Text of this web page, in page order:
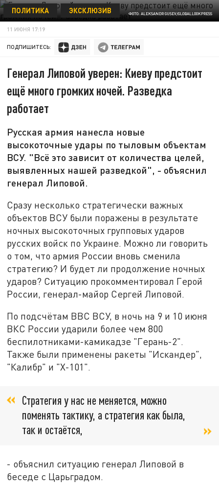
ФОТО: ALEKSANDR GUSEV/GLOBALLOOKPRESS
ПОЛИТИКА ЭКСКЛЮЗИВ
11 ИЮНЯ 17:19
ПОДПИШИТЕСЬ:
Генерал Липовой уверен: Киеву предстоит
ещё много громких ночей. Разведка
работает
Русская армия нанесла новые
высокоточные удары по тыловым объектам
ВСУ. "Всё это зависит от количества целей,
выявленных нашей разведкой", - объяснил
генерал Липовой.
Сразу несколько стратегически важных
объектов ВСУ были поражены в результате
ночных высокоточных групповых ударов
русских войск по Украине. Можно ли говорить
о том, что армия России вновь сменила
стратегию? И будет ли продолжение ночных
ударов? Ситуацию прокомментировал Герой
России, генерал-майор Сергей Липовой.
По подсчётам ВВС ВСУ, в ночь на 9 и 10 июня
ВКС России ударили более чем 800
беспилотниками-камикадзе "Герань-2".
Также были применены ракеты "Искандер",
"Калибр" и "Х-101".
Стратегия у нас не меняется, можно
поменять тактику, а стратегия как была,
так и остаётся,
- объяснил ситуацию генерал Липовой в
беседе с Царьградом.